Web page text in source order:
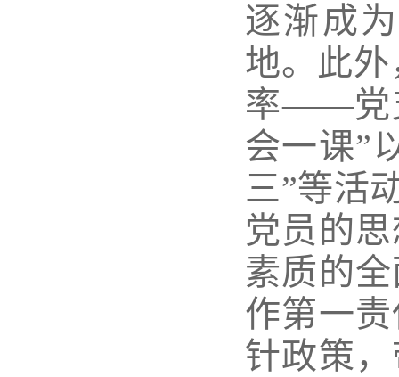
逐渐成
地。此
率——党
会一课”
三”等活
党员的
素质的
作第一
针政策